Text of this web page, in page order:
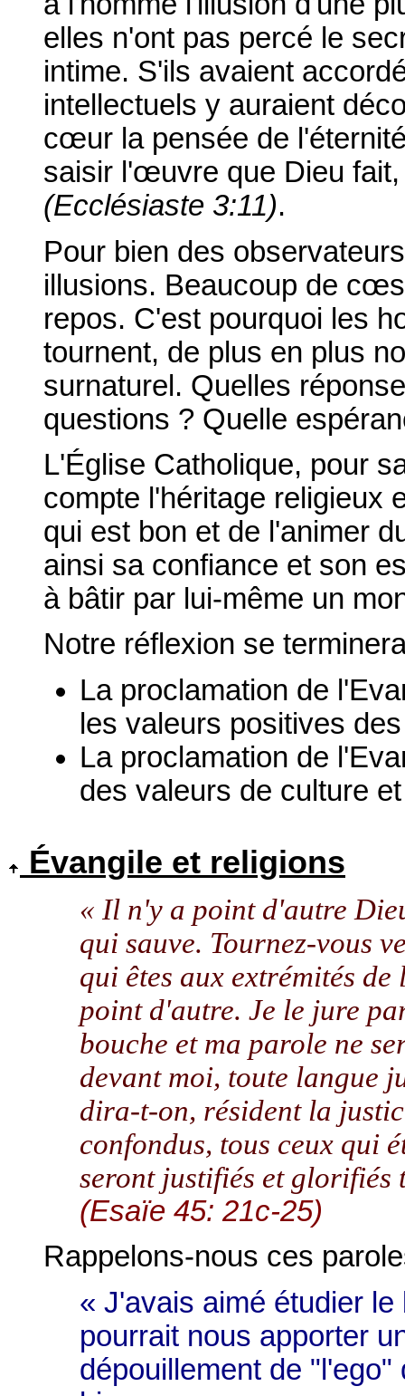
elles n'ont pas percé le
intime. S'ils avaient
intellectuels y auraient
cœur la pensée de
saisir l'œuvre que Dieu
(Ecclésiaste 3:11).
Pour bien des
illusions. Beaucoup de
repos. C'est pourquoi les
tournent, de plus en plus
surnaturel. Quelles
questions ? Quelle
L'Église Catholique, pour
compte l'héritage religieux
qui est bon et de l'animer
ainsi sa confiance et son
à bâtir par lui-même un
Notre réflexion se
La proclamation de
les valeurs positives
La proclamation de
des valeurs de culture
Évangile et religions
« Il n'y a point d'autre
qui sauve. Tournez-vous
qui êtes aux extrémités
point d'autre. Je le jure
bouche et ma parole ne
devant moi, toute langue
dira-t-on, résident la
confondus, tous ceux qui
seront justifiés et glorifiés
(Esaïe 45: 21c-25)
Rappelons-nous ces
« J'avais aimé étudier
pourrait nous apporter
dépouillement de